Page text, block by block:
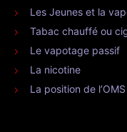
Les Jeunes et la
Tabac chauffé ou
Le vapotage passif
La nicotine
La position de